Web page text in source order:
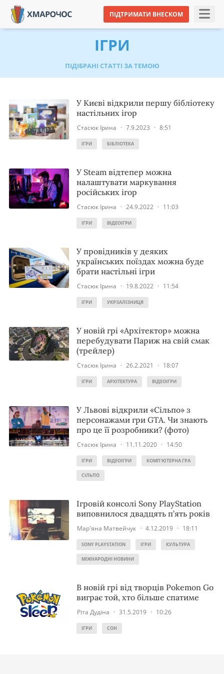
ПІДТРИМАТИ ВНЕСКОМ
ІГРИ
ПІДІБРАНІ СТАТТІ ЗА ТЕМОЮ
У Києві відкрили першу бібліотеку
настільних ігор
Стасюк Ірина · 7.9.2023 · 8:51
ІГРИ БІБЛІОТЕКА
У Steam відтепер можна
налаштувати маркування
російських ігор
Стасюк Ірина · 24.9.2022 · 11:03
ІГРИ ВІДЕОІГРИ
У провідників у деяких
українських поїздах можна буде
брати настільні ігри
Стасюк Ірина · 19.8.2022 · 11:54
ІГРИ УКРЗАЛІЗНИЦЯ
У новій грі «Архітектор» можна
перебудувати Париж на свій смак
(трейлер)
Стасюк Ірина · 26.2.2021 · 18:07
ІГРИ АРХІТЕКТУРА ВІДЕОІГРИ
У Львові відкрили «Сільпо» з
персонажами гри GTA. Чи знають
про це її розробники? (фото)
Стасюк Ірина · 11.11.2020 · 14:50
ІГРИ ВІДЕОІГРИ КОМП'ЮТЕРНА ГРА
СІЛЬПО
Ігровій консолі Sony PlayStation
виповнилося двадцять п’ять років
Мар'яна Матвейчук · 4.12.2019 · 18:11
SONY PLAYSTATION ІГРИ КУЛЬТУРА
МІЖНАРОДНІ НОВИНИ
В новій грі від творців Pokemon Go
виграє той, хто більше спатиме
Ріта Дудіна · 31.5.2019 · 10:26
ІГРИ СОН